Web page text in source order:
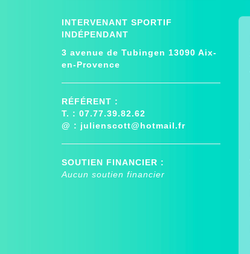
INTERVENANT SPORTIF
INDÉPENDANT
3 avenue de Tubingen 13090 Aix-
en-Provence
RÉFÉRENT :
T. : 07.77.39.82.62
@ : julienscott@hotmail.fr
SOUTIEN FINANCIER :
Aucun soutien financier